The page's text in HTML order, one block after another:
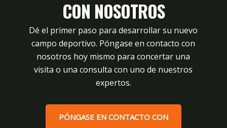
CON NOSOTROS
Dé el primer paso para desarrollar su nuevo
campo deportivo. Póngase en contacto con
nosotros hoy mismo para concertar una
visita o una consulta con uno de nuestros
expertos.
PÓNGASE EN CONTACTO CON